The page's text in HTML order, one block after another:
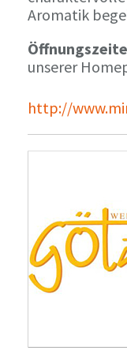
Aromatik
unserer
http://